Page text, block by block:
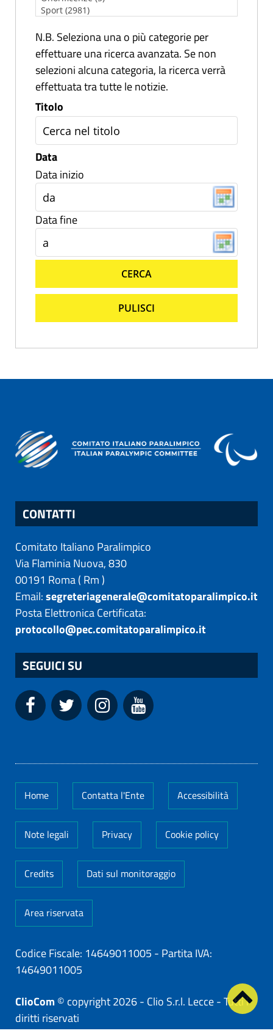
N.B. Seleziona una o più categorie per
effettuare una ricerca avanzata. Se non
selezioni alcuna categoria, la ricerca verrà
effettuata tra tutte le notizie.
Titolo
Data
Data inizio
Data fine
CERCA
PULISCI
CONTATTI
Comitato Italiano Paralimpico
Via Flaminia Nuova, 830
00191 Roma( Rm)
Email:segreteriagenerale@comitatoparalimpico.it
Posta Elettronica Certificata:
protocollo@pec.comitatoparalimpico.it
SEGUICI SU
Home Contatta l'Ente Accessibilità
Note legali Privacy Cookie policy
Credits Dati sul monitoraggio
Area riservata
Codice Fiscale: 14649011005 - Partita IVA:
14649011005
ClioCom © copyright 2026 - Clio S.r.l. Lecce - Tutti i
diritti riservati